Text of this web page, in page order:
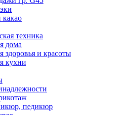
какао
техника
дома
здоровья и красоты
кухни
педикюр